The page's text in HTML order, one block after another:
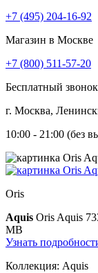
+7 (495) 204-16-92
Магазин в Москве
+7 (800) 511-57-20
Бесплатный звонок
г. Москва,
10:00 - 21:00 (без
Oris
Aquis Oris Aquis
MB
Узнать
Коллекция: Aquis